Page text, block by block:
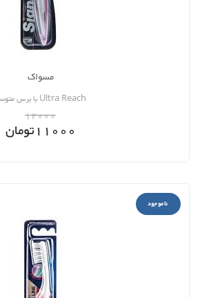
مسواک
Ultra Reach با برس متوسط
12000
11000تومان
ناموجود